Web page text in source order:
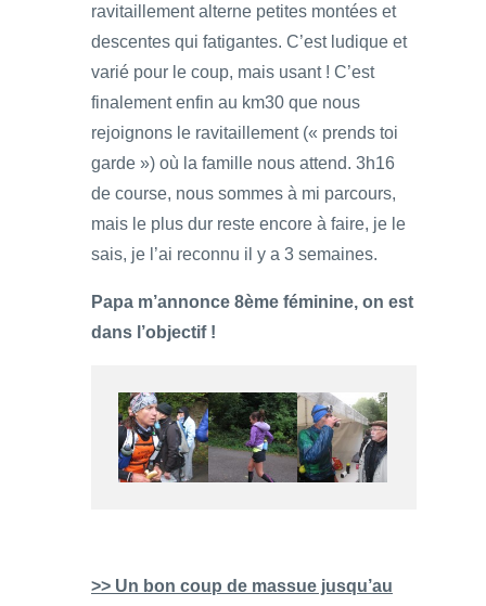
ravitaillement alterne petites montées et
descentes qui fatigantes. C’est ludique et
varié pour le coup, mais usant ! C’est
finalement enfin au km30 que nous
rejoignons le ravitaillement (« prends toi
garde ») où la famille nous attend. 3h16
de course, nous sommes à mi parcours,
mais le plus dur reste encore à faire, je le
sais, je l’ai reconnu il y a 3 semaines.
Papa m’annonce 8ème féminine, on est
dans l’objectif !
>> Un bon coup de massue jusqu’au